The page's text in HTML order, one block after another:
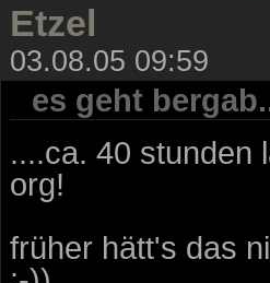
Etzel
03.08.05 09:59
es geht
....ca. 40 stunden
org!
früher hätt's das